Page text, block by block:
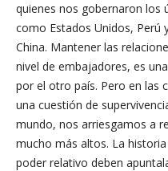
quienes nos gobernaron los
como Estados Unidos, Perú
China. Mantener las
nivel de embajadores, es
por el otro país. Pero en las
una cuestión de
mundo, nos arriesgamos a
mucho más altos. La
poder relativo deben